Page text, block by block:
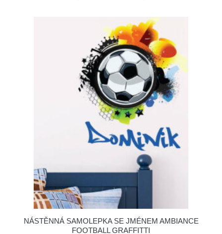
NÁSTĚNNÁ SAMOLEPKA SE JMÉNEM AMBIANCE
FOOTBALL GRAFFITTI